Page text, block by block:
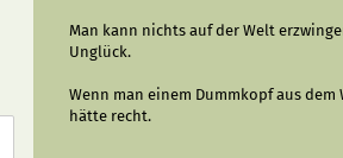
Man kann nichts auf der Welt
Unglück.
Wenn man einem Dummkopf aus
hätte recht.